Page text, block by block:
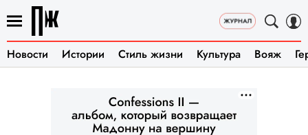
Новости Истории Стиль жизни Культура Вояж